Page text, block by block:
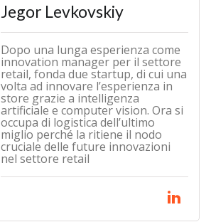
Jegor Levkovskiy
Dopo una lunga esperienza come
innovation manager per il settore
retail, fonda due startup, di cui una
volta ad innovare l’esperienza in
store grazie a intelligenza
artificiale e computer vision. Ora si
occupa di logistica dell’ultimo
miglio perché la ritiene il nodo
cruciale delle future innovazioni
nel settore retail